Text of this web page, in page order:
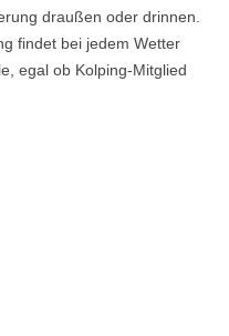
draußen oder drinnen.
findet bei jedem Wetter
egal ob Kolping-Mitglied